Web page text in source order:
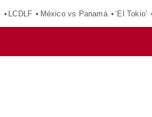
LCDLF México vs Panamá ‘El Tokio’